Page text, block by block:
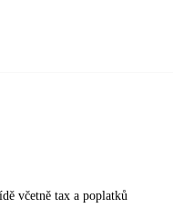
včetně tax a poplatků